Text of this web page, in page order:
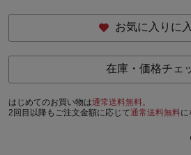
お気に入りに
在庫・価格チェ
はじめてのお買い物は通常送料無料。
2回目以降もご注文金額に応じて通常送料無料に